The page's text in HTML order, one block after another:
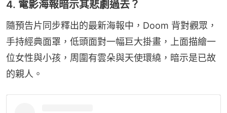
4. 電影海報暗示其悲劇過去？
隨預告片同步釋出的最新海報中，Doom 背對觀眾，
手持經典面罩，低頭面對一幅巨大掛畫，上面描繪一
位女性與小孩，周圍有雲朵與天使環繞，暗示是已故
的親人。